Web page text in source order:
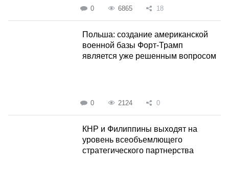
0 6865 18
Польша: создание американской
военной базы Форт-Трамп
является уже решенным вопросом
0 2124 0
КНР и Филиппины выходят на
уровень всеобъемлющего
стратегического партнерства